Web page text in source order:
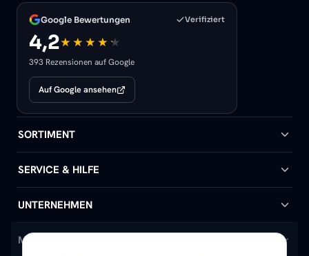
Google Bewertungen Verifiziert
4,2
393 Rezensionen auf Google
Auf Google ansehen
SORTIMENT
Badheizkörper
Handtuchheizkörper
Design-Heizkörper
SERVICE & HILFE
Hilfe & Kontakt
Versand & Lieferung
UNTERNEHMEN
Wir über uns
MEIN KONTO